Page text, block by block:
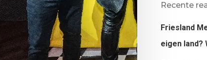
Recente
Friesland
eigen land?